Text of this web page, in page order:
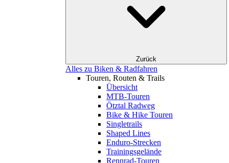
Zurück
Alles zu Biken & Radfahren
Touren, Routen & Trails
Übersicht
MTB-Touren
Ötztal Radweg
Bike & Hike Touren
Singletrails
Shaped Lines
Enduro-Strecken
Trainingsgelände
Rennrad-Touren